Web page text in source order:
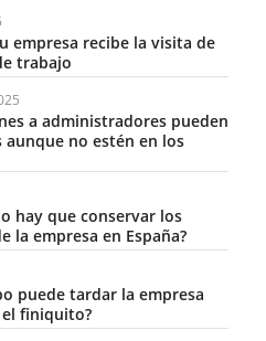
empresa recibe la visita de
trabajo
a administradores pueden
aunque no estén en los
hay que conservar los
la empresa en España?
puede tardar la empresa
finiquito?